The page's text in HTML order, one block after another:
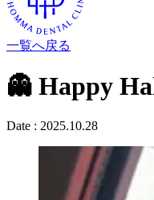
一覧へ戻る
👻 Happy
Date : 2025.10.28